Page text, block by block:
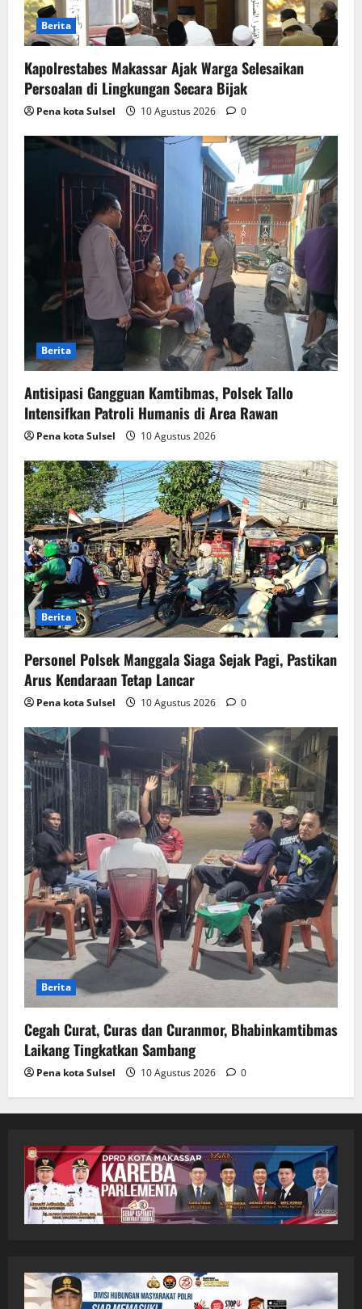
Berita
Kapolrestabes Makassar Ajak Warga Selesaikan
Persoalan di Lingkungan Secara Bijak
Pena kota Sulsel 10 Agustus 2026 0
Berita
Antisipasi Gangguan Kamtibmas, Polsek Tallo
Intensifkan Patroli Humanis di Area Rawan
Pena kota Sulsel 10 Agustus 2026
Berita
Personel Polsek Manggala Siaga Sejak Pagi, Pastikan
Arus Kendaraan Tetap Lancar
Pena kota Sulsel 10 Agustus 2026 0
Berita
Cegah Curat, Curas dan Curanmor, Bhabinkamtibmas
Laikang Tingkatkan Sambang
Pena kota Sulsel 10 Agustus 2026 0